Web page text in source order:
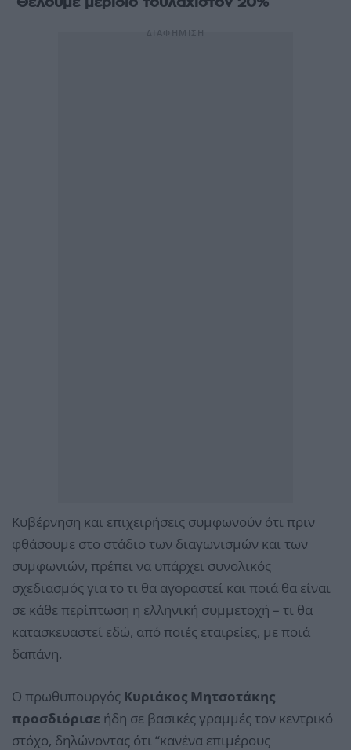
Κυβέρνηση και επιχειρήσεις συμφωνούν ότι πριν
φθάσουμε στο στάδιο των διαγωνισμών και των
συμφωνιών, πρέπει να υπάρχει συνολικός
σχεδιασμός για το τι θα αγοραστεί και ποιά θα είναι
σε κάθε περίπτωση η ελληνική συμμετοχή – τι θα
κατασκευαστεί εδώ, από ποιές εταιρείες, με ποιά
δαπάνη.
Ο πρωθυπουργός Κυριάκος Μητσοτάκης
προσδιόρισε ήδη σε βασικές γραμμές τον κεντρικό
στόχο, δηλώνοντας ότι “κανένα επιμέρους